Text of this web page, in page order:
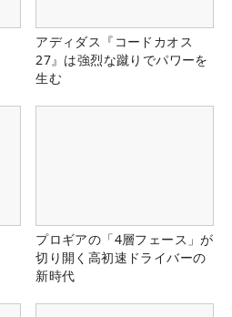
アディダス『コードカオス
27』は強烈な蹴りでパワーを
生む
プロギアの「4層フェース」が
切り開く高初速ドライバーの
新時代